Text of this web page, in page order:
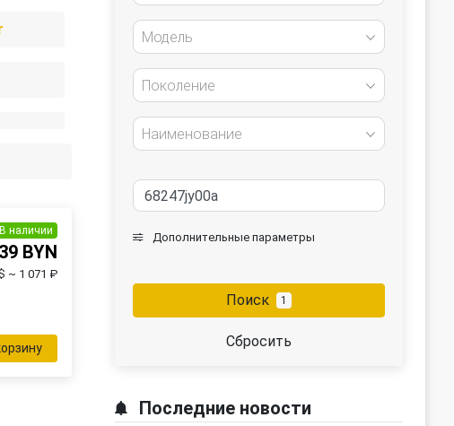
В наличии
39 BYN
~ 1 071 ₽
Модель
Поколение
Наименование
Дополнительные параметры
Поиск 1
Сбросить
Последние новости